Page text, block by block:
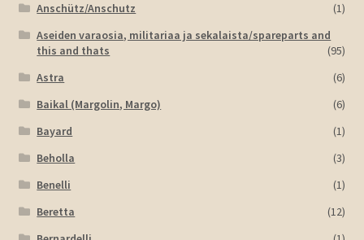
Anschütz/Anschutz
(1)
Aseiden varaosia, militariaa ja sekalaista/spareparts and
this and thats
(95)
Astra
(6)
Baikal (Margolin, Margo)
(6)
Bayard
(1)
Beholla
(3)
Benelli
(1)
Beretta
(12)